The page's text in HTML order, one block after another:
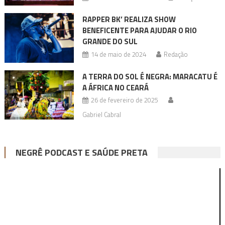
RAPPER BK’ REALIZA SHOW
BENEFICENTE PARA AJUDAR O RIO
GRANDE DO SUL
14 de maio de 2024 Redação
A TERRA DO SOL É NEGRA: MARACATU É
A ÁFRICA NO CEARÁ
26 de fevereiro de 2025
Gabriel Cabral
NEGRÊ PODCAST E SAÚDE PRETA